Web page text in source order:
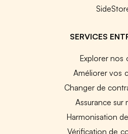
SERVICES
Explorer nos
Améliorer vos
Changer de
Assurance sur
Harmonisation
Vérification de